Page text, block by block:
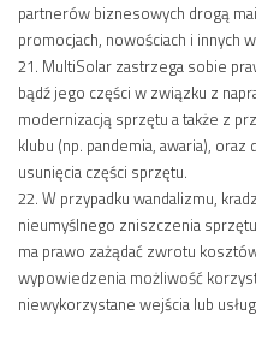
partnerów biznesowych drogą
promocjach, nowościach i innych
21. MultiSolar zastrzega sobie
bądź jego części w związku z
modernizacją sprzętu a także z
klubu (np. pandemia, awaria), oraz
usunięcia części sprzętu.
22. W przypadku wandalizmu,
nieumyślnego zniszczenia
ma prawo zażądać zwrotu
wypowiedzenia możliwość
niewykorzystane wejścia lub